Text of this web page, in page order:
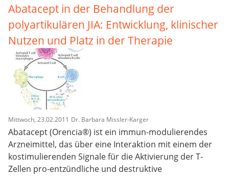
Abatacept in der Behandlung der
polyartikulären JIA: Entwicklung, klinischer
Nutzen und Platz in der Therapie
Mittwoch, 23.02.2011 Dr. Barbara Missler-Karger
Abatacept (Orencia®) ist ein immun-modulierendes
Arzneimittel, das über eine Interaktion mit einem der
kostimulierenden Signale für die Aktivierung der T-
Zellen pro-entzündliche und destruktive